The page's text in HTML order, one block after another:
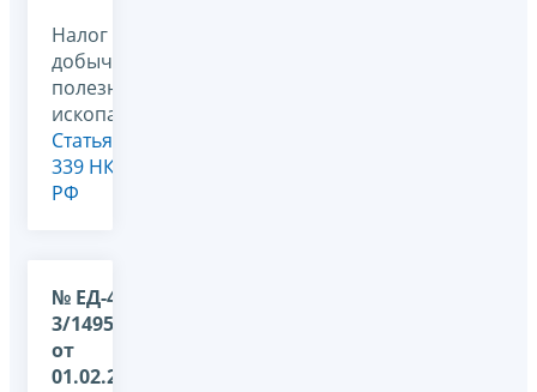
Налог на
добычу
полезных
ископаемых,
Статья
339 НК
РФ
№ ЕД-4-
3/1495@
от
01.02.2012